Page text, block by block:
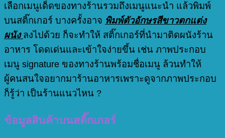
เลือกเมนูเด็ดของทางร้านรวมถึงเมนูแนะนำ แล้วพิมพ์
บนสติ๊กเกอร์ บางครั้งอาจ พิมพ์ตัวอักษรสีขาวตกแต่ง
ผนังลงไปด้วย ก็จะทำให้ สติ๊กเกอร์ที่นำมาติดผนังร้าน
อาหาร โดดเด่นและเข้าใจง่ายขึ้น เช่น ภาพประกอบ
เมนู signature ของทางร้านพร้อมชื่อเมนู ล้วนทำให้
ผู้คนสนใจอยากมาร้านอาหารเพราะดูจากภาพประกอบ
ก็รู้ว่า เป็นร้านแนวไหน ?
ข้อมูลสินค้าบนสติ๊กเกอร์